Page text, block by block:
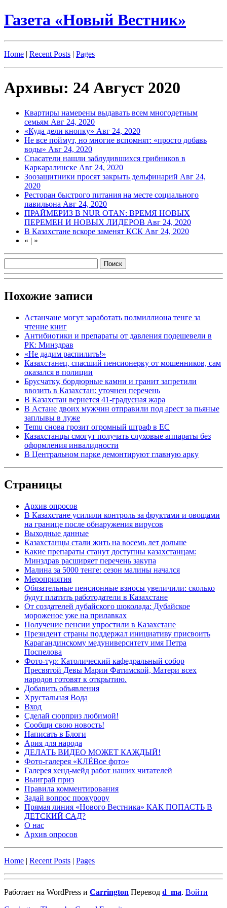
Газета «Новый Вестник»
Home | Recent Posts | Pages
Архивы: 24 Август 2020
Квартиры намерены выдавать всем многодетным
семьям Авг 24, 2020
«Куда дели кнопку» Авг 24, 2020
Не все поймут, но многие вспомнят: «просто добавь
воды» Авг 24, 2020
Спасатели нашли заблудившихся грибников в
Каркаралинске Авг 24, 2020
Зоозащитники просят закрыть дельфинарий Авг 24,
2020
Ресторан быстрого питания на месте социального
павильона Авг 24, 2020
ПРАЙМЕРИЗ В NUR OTAN: ВРЕМЯ НОВЫХ
ПЕРЕМЕН И НОВЫХ ЛИДЕРОВ Авг 24, 2020
В Казахстане вскоре заменят КСК Авг 24, 2020
« | »
Похожие записи
Астанчане могут заработать полмиллиона тенге за
чтение книг
Антибиотики и препараты от давления подешевели в
РК: Минздрав
«Не дадим распилить!»
Казахстанец, спасший пенсионерку от мошенников, сам
оказался в полиции
Брусчатку, бордюрные камни и гранит запретили
ввозить в Казахстан: уточнен перечень
В Казахстан вернется 41-градусная жара
В Астане двоих мужчин отправили под арест за пьяные
заплывы в луже
Temu снова грозит огромный штраф в ЕС
Казахстанцы смогут получать слуховые аппараты без
оформления инвалидности
В Центральном парке демонтируют главную арку
Страницы
Архив опросов
В Казахстане усилили контроль за фруктами и овощами
на границе после обнаружения вирусов
Выходные данные
Казахстанцы стали жить на восемь лет дольше
Какие препараты станут доступны казахстанцам:
Минздрав расширяет перечень закупа
Малина за 5000 тенге: сезон малины начался
Мероприятия
Обязательные пенсионные взносы увеличили: сколько
будут платить работодатели в Казахстане
От создателей дубайского шоколада: Дубайское
мороженое уже на прилавках
Получение пенсии упростили в Казахстане
Президент страны поддержал инициативу присвоить
Карагандинскому медуниверситету имя Петра
Поспелова
Фото-тур: Католический кафедральный собор
Пресвятой Девы Марии Фатимской, Матери всех
народов готовят к открытию.
Добавить объявления
Хрустальная Вода
Вход
Сделай сюрприз любимой!
Сообщи свою новость!
Написать в Блоги
Ария для народа
ДЕЛАТЬ ВИДЕО МОЖЕТ КАЖДЫЙ!
Фото-галерея «КЛЁВое фото»
Галерея хенд-мейд работ наших читателей
Выиграй приз
Правила комментирования
Задай вопрос прокурору
Прямая линия «Нового Вестника» КАК ПОПАСТЬ В
ДЕТСКИЙ САД?
О нас
Архив опросов
Home | Recent Posts | Pages
Работает на WordPress и Carrington Перевод d_ma. Войти